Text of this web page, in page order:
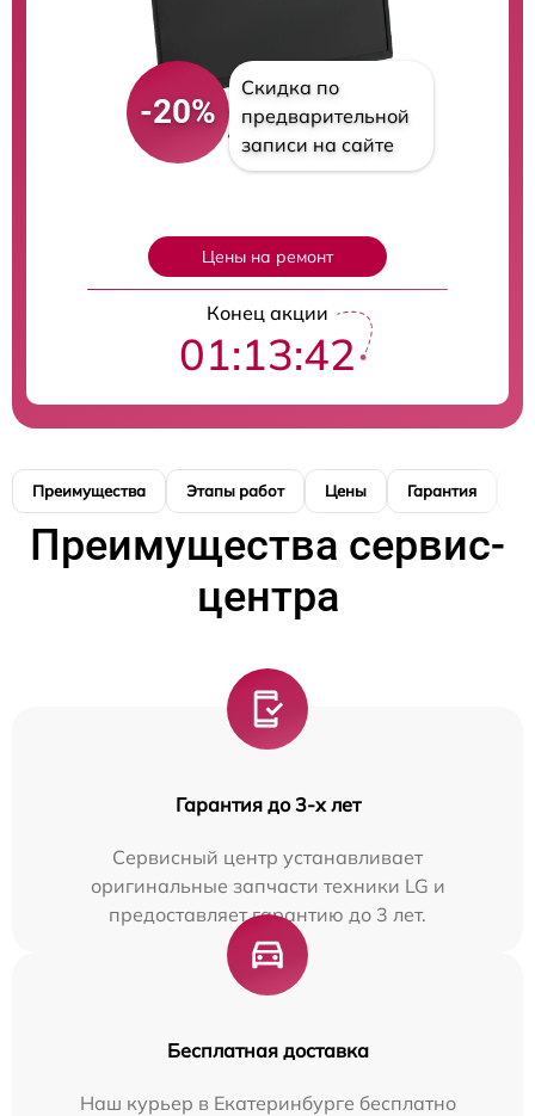
-20%
Скидка по
предварительной
записи на сайте
Цены на ремонт
Конец акции
01:13:41
Преимущества Этапы работ Цены Гарантия
Преимущества сервис-
центра
Гарантия до 3-х лет
Сервисный центр устанавливает
оригинальные запчасти техники LG и
предоставляет гарантию до 3 лет.
Бесплатная доставка
Наш курьер в Екатеринбурге бесплатно